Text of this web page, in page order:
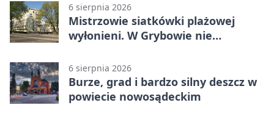
6 sierpnia 2026
Mistrzowie siatkówki plażowej
wyłonieni. W Grybowie nie
6 sierpnia 2026
Burze, grad i bardzo silny deszcz w
powiecie nowosądeckim